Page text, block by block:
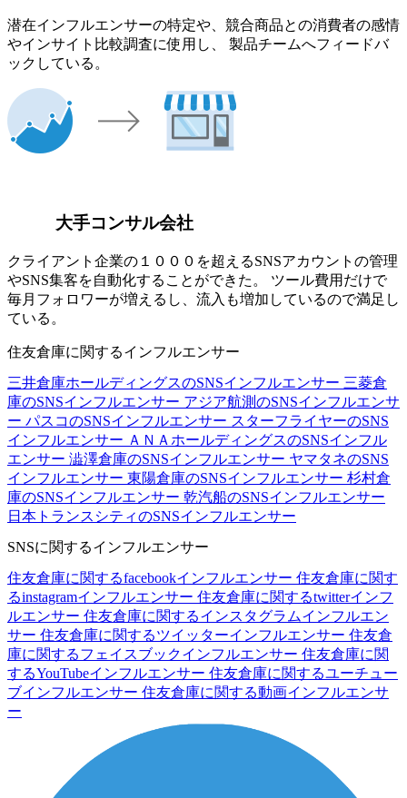
潜在インフルエンサーの特定や、競合商品との消費者の感情
やインサイト比較調査に使用し、 製品チームへフィードバ
ックしている。
大手コンサル会社
クライアント企業の１０００を超えるSNSアカウントの管理
やSNS集客を自動化することができた。 ツール費用だけで
毎月フォロワーが増えるし、流入も増加しているので満足し
ている。
住友倉庫に関するインフルエンサー
三井倉庫ホールディングスのSNSインフルエンサー 三菱倉
庫のSNSインフルエンサー アジア航測のSNSインフルエンサ
ー パスコのSNSインフルエンサー スターフライヤーのSNS
インフルエンサー ＡＮＡホールディングスのSNSインフル
エンサー 澁澤倉庫のSNSインフルエンサー ヤマタネのSNS
インフルエンサー 東陽倉庫のSNSインフルエンサー 杉村倉
庫のSNSインフルエンサー 乾汽船のSNSインフルエンサー
日本トランスシティのSNSインフルエンサー
SNSに関するインフルエンサー
住友倉庫に関するfacebookインフルエンサー 住友倉庫に関す
るinstagramインフルエンサー 住友倉庫に関するtwitterインフ
ルエンサー 住友倉庫に関するインスタグラムインフルエン
サー 住友倉庫に関するツイッターインフルエンサー 住友倉
庫に関するフェイスブックインフルエンサー 住友倉庫に関
するYouTubeインフルエンサー 住友倉庫に関するユーチュー
ブインフルエンサー 住友倉庫に関する動画インフルエンサ
ー